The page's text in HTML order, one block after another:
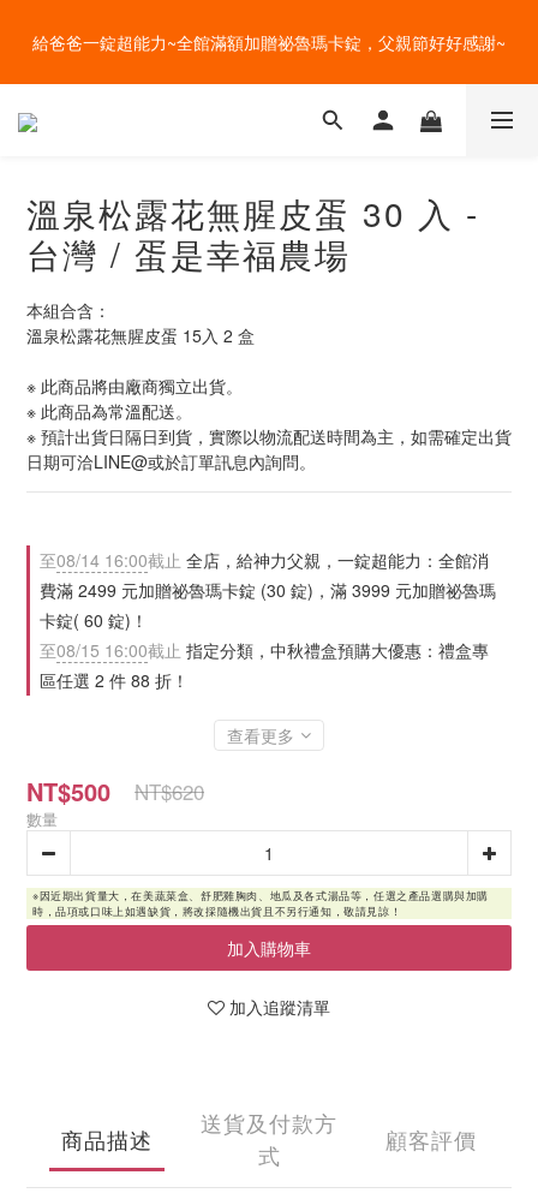
吃菜~
給爸爸一錠超能力~全館滿額加贈祕魯瑪卡錠，父親節好好感謝~
盛夏的餐桌，一定少不了美蔬菜的清爽~ A+B 送購物金🎁一起好好
溫泉松露花無腥皮蛋 30 入 -
台灣 / 蛋是幸福農場
本組合含：
溫泉松露花無腥皮蛋 15入 2 盒
※ 此商品將由廠商獨立出貨。
※ 此商品為常溫配送。
※ 預計出貨日隔日到貨，實際以物流配送時間為主，如需確定出貨
日期可洽LINE@或於訂單訊息內詢問。
至08/14 16:00截止 全店，給神力父親，一錠超能力：全館消
費滿 2499 元加贈祕魯瑪卡錠 (30 錠)，滿 3999 元加贈祕魯瑪
卡錠( 60 錠)！
至08/15 16:00截止 指定分類，中秋禮盒預購大優惠：禮盒專
區任選 2 件 88 折！
查看更多
NT$500 NT$620
數量
加入購物車
加入追蹤清單
商品描述
送貨及付款方
式
顧客評價